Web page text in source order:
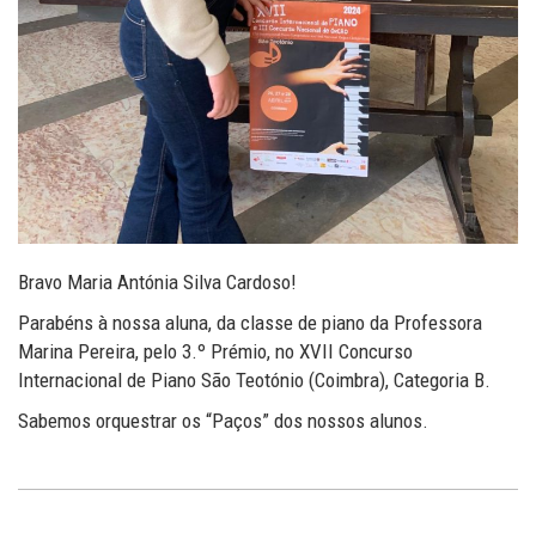
Bravo Maria Antónia Silva Cardoso!
Parabéns à nossa aluna, da classe de piano da Professora
Marina Pereira, pelo 3.º Prémio, no XVII Concurso
Internacional de Piano São Teotónio (Coimbra), Categoria B.
Sabemos orquestrar os “Paços” dos nossos alunos.